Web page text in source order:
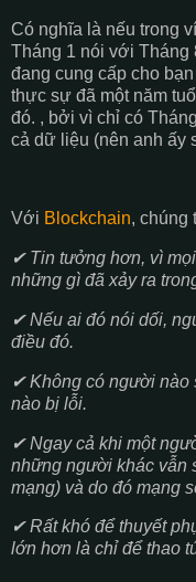
Có nghĩa là nếu trong
Tháng 1 nói với Tháng
đang cung cấp cho
thực sự đã một năm
đó. , bởi vì chỉ có
cả dữ liệu (nên anh ấy
Với Blockchain, chúng
✔ Tin tưởng hơn, vì
những gì đã xảy ra
✔ Nếu ai đó nói dối,
điều đó.
✔ Không có người nào
nào bị lỗi.
✔ Ngay cả khi một
những người khác vẫn
mạng) và do đó mạng
✔ Rất khó để thuyết
lớn hơn là chỉ để thao